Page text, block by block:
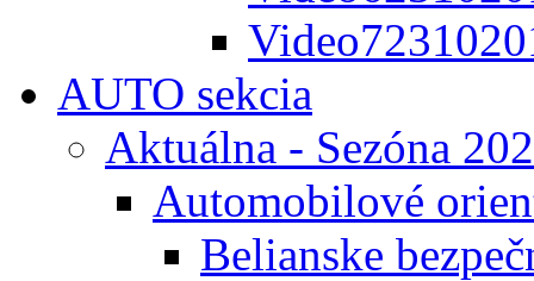
AUTO sekcia
Aktuálna - Sezóna
Automobilové
Belianske